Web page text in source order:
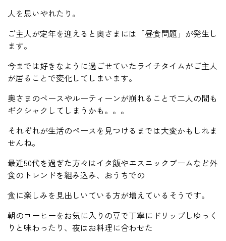
人を思いやれたり。
ご主人が定年を迎えると奥さまには「昼食問題」が発生し
ます。
今までは好きなように過ごせていたライチタイムがご主人
が居ることで変化してしまいます。
奥さまのペースやルーティーンが崩れることで二人の間も
ギクシャクしてしまうかも。。。
それぞれが生活のペースを見つけるまでは大変かもしれま
せんね。
最近50代を過ぎた方々はイタ飯やエスニックブームなど外
食のトレンドを組み込み、おうちでの
食に楽しみを見出しいている方が増えているそうです。
朝のコーヒーをお気に入りの豆で丁寧にドリップしゆっく
りと味わったり、夜はお料理に合わせた